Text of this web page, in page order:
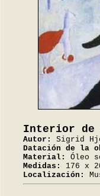
Interior de
Autor:
Sigrid
Datación de la
Material:
Óleo
Medidas:
176 x
Localización: